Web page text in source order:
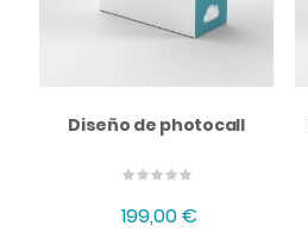
Diseño de photocall
199,00 €